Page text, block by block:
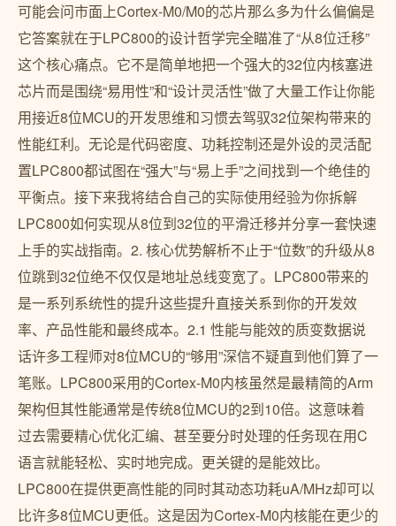
可能会问市面上Cortex-M0/M0的芯片那么多为什么偏偏是
它答案就在于LPC800的设计哲学完全瞄准了“从8位迁移”
这个核心痛点。它不是简单地把一个强大的32位内核塞进
芯片而是围绕“易用性”和“设计灵活性”做了大量工作让你能
用接近8位MCU的开发思维和习惯去驾驭32位架构带来的
性能红利。无论是代码密度、功耗控制还是外设的灵活配
置LPC800都试图在“强大”与“易上手”之间找到一个绝佳的
平衡点。接下来我将结合自己的实际使用经验为你拆解
LPC800如何实现从8位到32位的平滑迁移并分享一套快速
上手的实战指南。2. 核心优势解析不止于“位数”的升级从8
位跳到32位绝不仅仅是地址总线变宽了。LPC800带来的
是一系列系统性的提升这些提升直接关系到你的开发效
率、产品性能和最终成本。2.1 性能与能效的质变数据说
话许多工程师对8位MCU的“够用”深信不疑直到他们算了一
笔账。LPC800采用的Cortex-M0内核虽然是最精简的Arm
架构但其性能通常是传统8位MCU的2到10倍。这意味着
过去需要精心优化汇编、甚至要分时处理的任务现在用C
语言就能轻松、实时地完成。更关键的是能效比。
LPC800在提供更高性能的同时其动态功耗uA/MHz却可以
比许多8位MCU更低。这是因为Cortex-M0内核能在更少的